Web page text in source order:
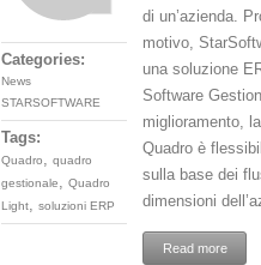
Categories:
News
STARSOFTWARE
Tags:
Quadro, quadro
gestionale, Quadro
Light, soluzioni ERP
di un’azienda.
motivo,
una soluzione
Software
miglioramento,
Quadro è
sulla base dei
dimensioni
Read more